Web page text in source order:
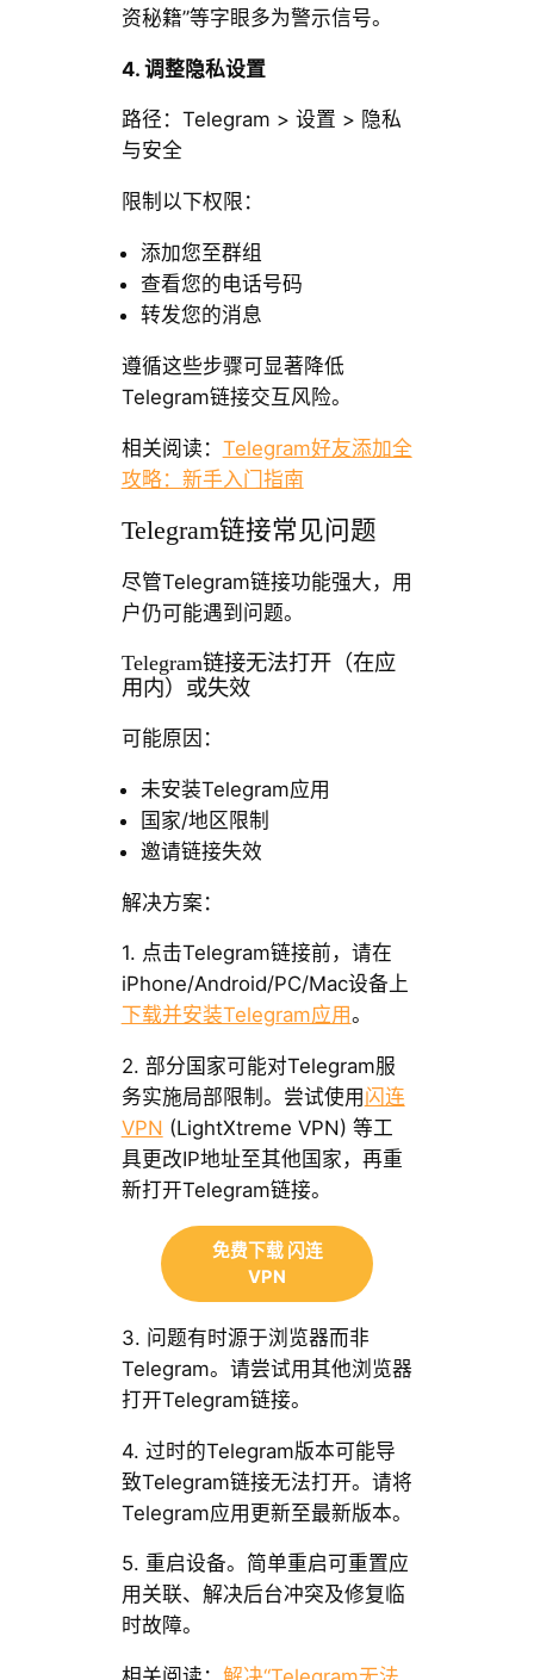
资秘籍”等字眼多为警示信号。
4. 调整隐私设置
路径：Telegram > 设置 > 隐私
与安全
限制以下权限：
添加您至群组
查看您的电话号码
转发您的消息
遵循这些步骤可显著降低
Telegram链接交互风险。
相关阅读： Telegram好友添加全
攻略：新手入门指南
Telegram链接常见问题
尽管Telegram链接功能强大，用
户仍可能遇到问题。
Telegram链接无法打开（在应
用内）或失效
可能原因：
未安装Telegram应用
国家/地区限制
邀请链接失效
解决方案：
1. 点击Telegram链接前，请在
iPhone/Android/PC/Mac设备上
下载并安装Telegram应用。
2. 部分国家可能对Telegram服
务实施局部限制。尝试使用 闪连
VPN (LightXtreme VPN) 等工
具更改IP地址至其他国家，再重
新打开Telegram链接。
免费下载 闪连
VPN
3. 问题有时源于浏览器而非
Telegram。请尝试用其他浏览器
打开Telegram链接。
4. 过时的Telegram版本可能导
致Telegram链接无法打开。请将
Telegram应用更新至最新版本。
5. 重启设备。简单重启可重置应
用关联、解决后台冲突及修复临
时故障。